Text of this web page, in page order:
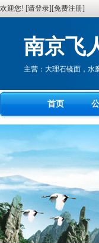
欢迎您! [请登录][免费注册]
南京飞
主营：大理石镜面，水
首页